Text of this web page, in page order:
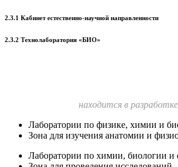
2.3.1 Кабинет естественно-научной направленности
2.3.2 Технолаборатория «БИО»
находится в
Лаборатории по физике, химии и
Зона для изучения анатомии и
Лаборатории по химии, биологии и